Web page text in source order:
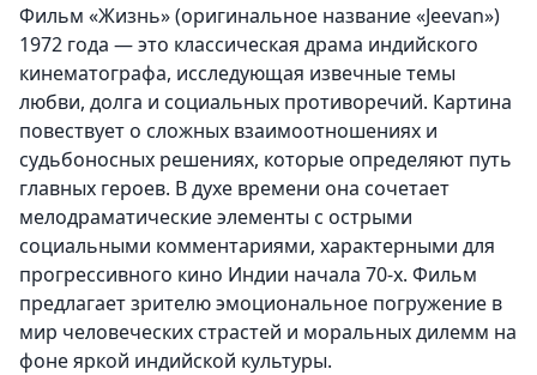
Фильм «Жизнь» (оригинальное название «Jeevan»)
1972 года — это классическая драма индийского
кинематографа, исследующая извечные темы
любви, долга и социальных противоречий. Картина
повествует о сложных взаимоотношениях и
судьбоносных решениях, которые определяют путь
главных героев. В духе времени она сочетает
мелодраматические элементы с острыми
социальными комментариями, характерными для
прогрессивного кино Индии начала 70-х. Фильм
предлагает зрителю эмоциональное погружение в
мир человеческих страстей и моральных дилемм на
фоне яркой индийской культуры.